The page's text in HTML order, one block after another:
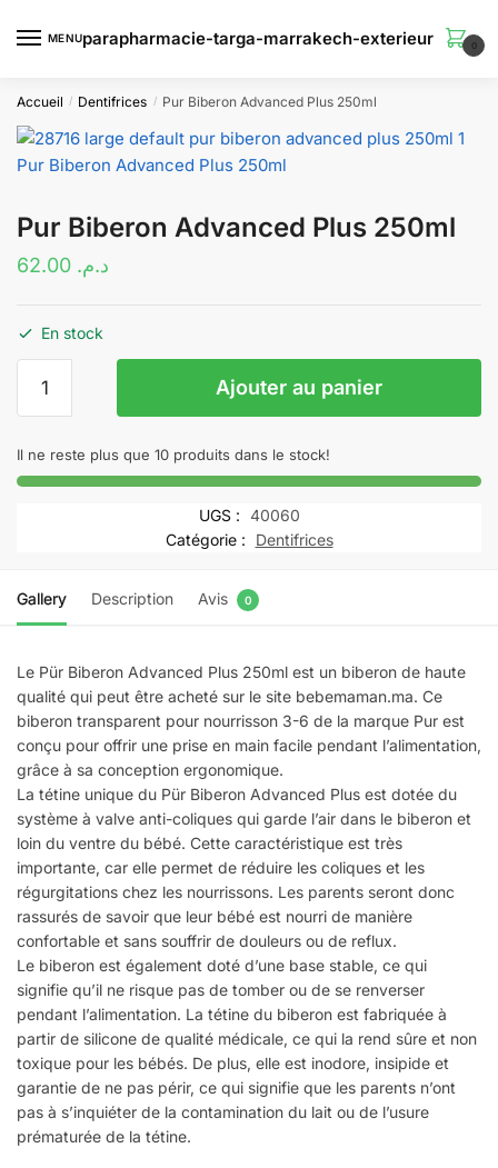
MENU
0
Accueil / Dentifrices / Pur Biberon Advanced Plus 250ml
Pur Biberon Advanced Plus 250ml
د.م.
En stock
Biberon
Advanced
Ajouter au panier
Il ne reste plus que 10 produits dans le stock!
UGS : 40060
Catégorie :
Dentifrices
Gallery Description Avis 0
Le Pür Biberon Advanced Plus 250ml est un biberon de haute
qualité qui peut être acheté sur le site bebemaman.ma. Ce
biberon transparent pour nourrisson 3-6 de la marque Pur est
conçu pour offrir une prise en main facile pendant l’alimentation,
grâce à sa conception ergonomique.
La tétine unique du Pür Biberon Advanced Plus est dotée du
système à valve anti-coliques qui garde l’air dans le biberon et
loin du ventre du bébé. Cette caractéristique est très
importante, car elle permet de réduire les coliques et les
régurgitations chez les nourrissons. Les parents seront donc
rassurés de savoir que leur bébé est nourri de manière
confortable et sans souffrir de douleurs ou de reflux.
Le biberon est également doté d’une base stable, ce qui
signifie qu’il ne risque pas de tomber ou de se renverser
pendant l’alimentation. La tétine du biberon est fabriquée à
partir de silicone de qualité médicale, ce qui la rend sûre et non
toxique pour les bébés. De plus, elle est inodore, insipide et
garantie de ne pas périr, ce qui signifie que les parents n’ont
pas à s’inquiéter de la contamination du lait ou de l’usure
prématurée de la tétine.